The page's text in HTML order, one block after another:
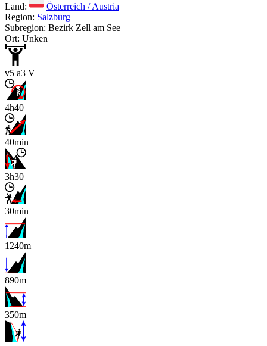
Land:
Österreich / Austria
Region: Salzburg
Subregion: Bezirk Zell am See
Ort: Unken
v5 a3 V
4h40
40min
3h30
30min
1240m
890m
350m
x